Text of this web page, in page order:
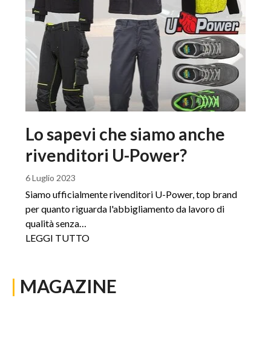
Lo sapevi che siamo anche
rivenditori U-Power?
6 Luglio 2023
Siamo ufficialmente rivenditori U-Power, top brand
per quanto riguarda l'abbigliamento da lavoro di
qualità senza…
LEGGI TUTTO
| MAGAZINE